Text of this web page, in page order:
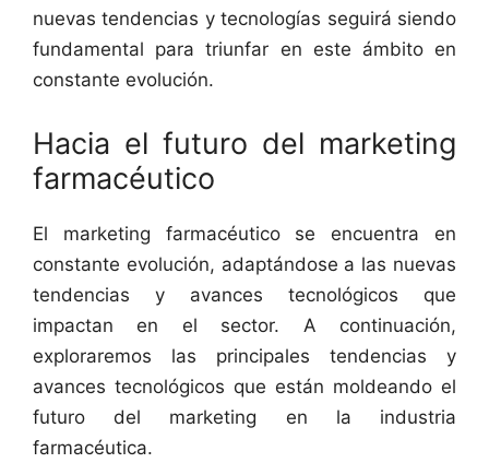
nuevas tendencias y tecnologías seguirá siendo
fundamental para triunfar en este ámbito en
constante evolución.
Hacia el futuro del marketing
farmacéutico
El marketing farmacéutico se encuentra en
constante evolución, adaptándose a las nuevas
tendencias y avances tecnológicos que
impactan en el sector. A continuación,
exploraremos las principales tendencias y
avances tecnológicos que están moldeando el
futuro del marketing en la industria
farmacéutica.